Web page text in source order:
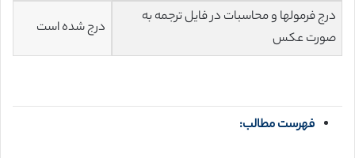
درج فرمولها و محاسبات در فایل ترجمه به
صورت عکس
درج شده است
فهرست مطالب: